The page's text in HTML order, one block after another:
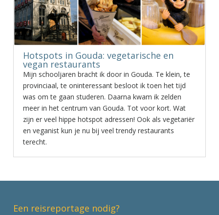
Hotspots in Gouda: vegetarische en
vegan restaurants
Mijn schooljaren bracht ik door in Gouda. Te klein, te
provinciaal, te oninteressant besloot ik toen het tijd
was om te gaan studeren. Daarna kwam ik zelden
meer in het centrum van Gouda. Tot voor kort. Wat
zijn er veel hippe hotspot adressen! Ook als vegetariër
en veganist kun je nu bij veel trendy restaurants
terecht.
Een reisreportage nodig?